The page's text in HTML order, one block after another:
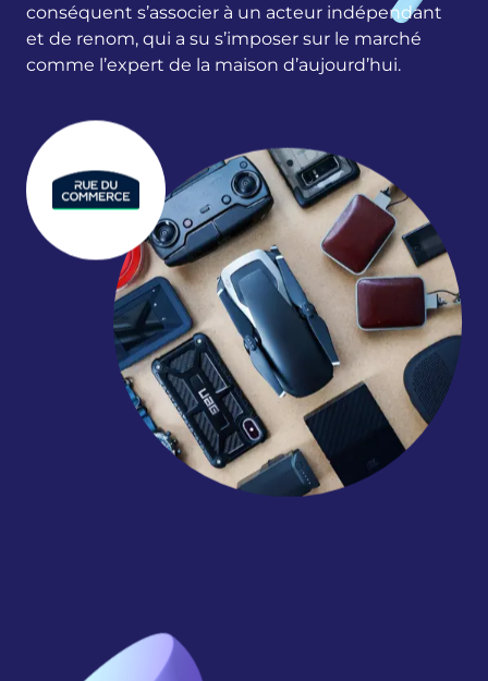
conséquent s’associer à un acteur indépendant
et de renom, qui a su s’imposer sur le marché
comme l’expert de la maison d’aujourd’hui.